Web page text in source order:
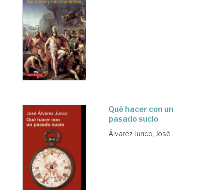
Qué hacer con un
pasado sucio
Álvarez Junco, José